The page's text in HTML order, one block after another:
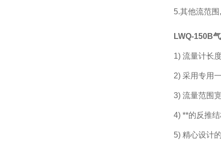
5.其他流范
LWQ-150B
1) 流量计长
2) 采用专用
3) 流量范围
4) **的反推
5) 精心设计